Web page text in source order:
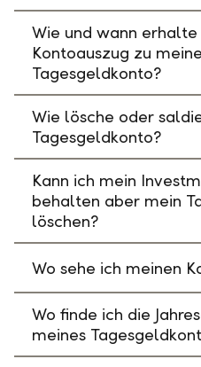
Wie und wann
Kontoauszug zu
Tagesgeldkonto?
Wie lösche oder
Tagesgeldkonto?
Kann ich mein
behalten aber mein
löschen?
Wo sehe ich meinen
Wo finde ich die
meines